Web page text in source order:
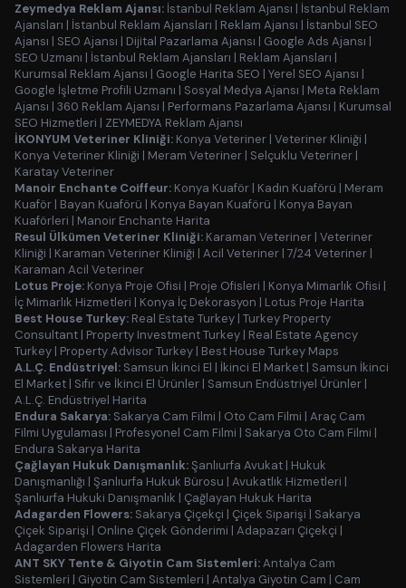
Zeymedya Reklam Ajansı: İstanbul Reklam Ajansı | İstanbul Reklam
Ajansları | İstanbul Reklam Ajansları | Reklam Ajansı | İstanbul SEO
Ajansı | SEO Ajansı | Dijital Pazarlama Ajansı | Google Ads Ajansı |
SEO Uzmanı | İstanbul Reklam Ajansları | Reklam Ajansları |
Kurumsal Reklam Ajansı | Google Harita SEO | Yerel SEO Ajansı |
Google İşletme Profili Uzmanı | Sosyal Medya Ajansı | Meta Reklam
Ajansı | 360 Reklam Ajansı | Performans Pazarlama Ajansı | Kurumsal
SEO Hizmetleri | ZEYMEDYA Reklam Ajansı
İKONYUM Veteriner Kliniği: Konya Veteriner | Veteriner Kliniği |
Konya Veteriner Kliniği | Meram Veteriner | Selçuklu Veteriner |
Karatay Veteriner
Manoir Enchante Coiffeur: Konya Kuaför | Kadın Kuaförü | Meram
Kuaför | Bayan Kuaförü | Konya Bayan Kuaförü | Konya Bayan
Kuaförleri | Manoir Enchante Harita
Resul Ülkümen Veteriner Kliniği: Karaman Veteriner | Veteriner
Kliniği | Karaman Veteriner Kliniği | Acil Veteriner | 7/24 Veteriner |
Karaman Acil Veteriner
Lotus Proje: Konya Proje Ofisi | Proje Ofisleri | Konya Mimarlık Ofisi |
İç Mimarlık Hizmetleri | Konya İç Dekorasyon | Lotus Proje Harita
Best House Turkey: Real Estate Turkey | Turkey Property
Consultant | Property Investment Turkey | Real Estate Agency
Turkey | Property Advisor Turkey | Best House Turkey Maps
A.L.Ç. Endüstriyel: Samsun İkinci El | İkinci El Market | Samsun İkinci
El Market | Sıfır ve İkinci El Ürünler | Samsun Endüstriyel Ürünler |
A.L.Ç. Endüstriyel Harita
Endura Sakarya: Sakarya Cam Filmi | Oto Cam Filmi | Araç Cam
Filmi Uygulaması | Profesyonel Cam Filmi | Sakarya Oto Cam Filmi |
Endura Sakarya Harita
Çağlayan Hukuk Danışmanlık:Şanlıurfa Avukat | Hukuk
Danışmanlığı | Şanlıurfa Hukuk Bürosu | Avukatlık Hizmetleri |
Şanlıurfa Hukuki Danışmanlık | Çağlayan Hukuk Harita
Adagarden Flowers: Sakarya Çiçekçi | Çiçek Siparişi | Sakarya
Çiçek Siparişi | Online Çiçek Gönderimi | Adapazarı Çiçekçi |
Adagarden Flowers Harita
ANT SKY Tente & Giyotin Cam Sistemleri:Antalya Cam
Sistemleri | Giyotin Cam Sistemleri | Antalya Giyotin Cam | Cam